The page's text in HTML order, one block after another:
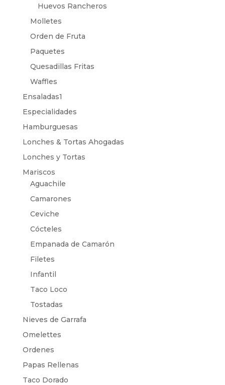
Huevos Rancheros
Molletes
Orden de Fruta
Paquetes
Quesadillas Fritas
Waffles
Ensaladas1
Especialidades
Hamburguesas
Lonches & Tortas Ahogadas
Lonches y Tortas
Mariscos
Aguachile
Camarones
Ceviche
Cócteles
Empanada de Camarón
Filetes
Infantil
Taco Loco
Tostadas
Nieves de Garrafa
Omelettes
Ordenes
Papas Rellenas
Taco Dorado